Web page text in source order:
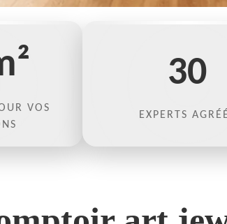
VOS
30
EXPERTS